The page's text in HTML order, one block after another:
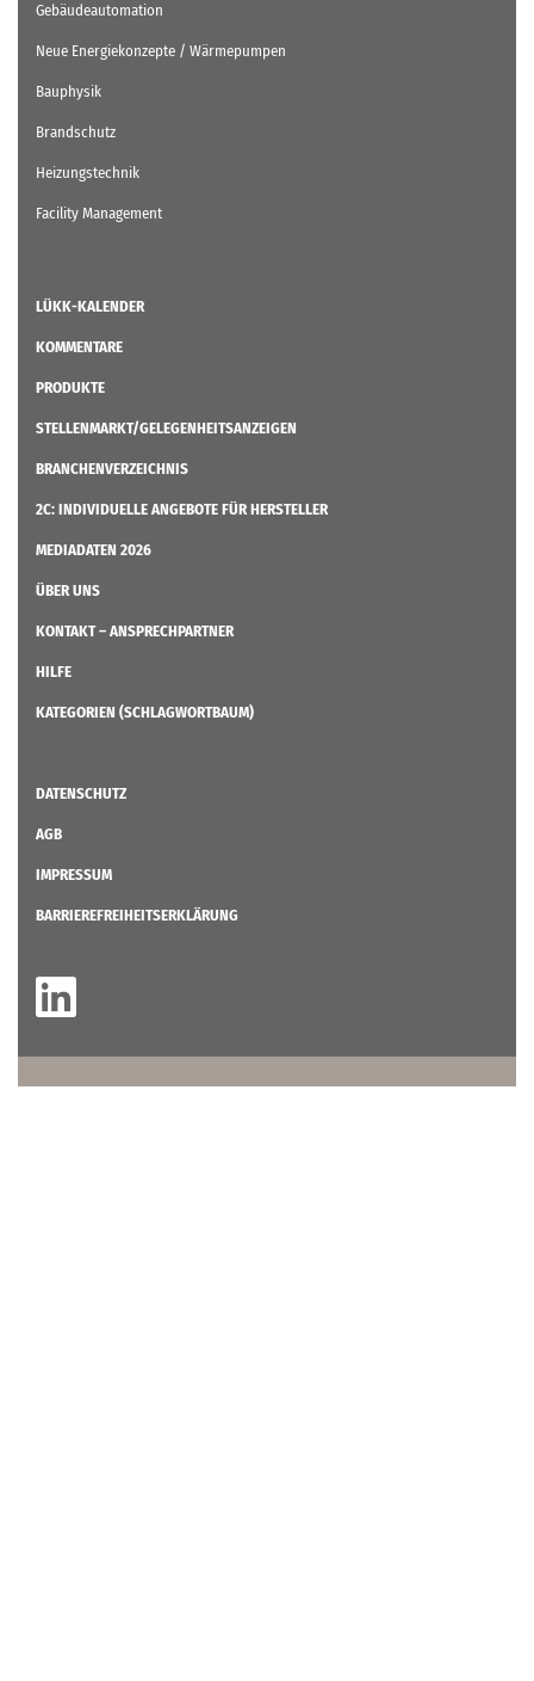
Gebäudeautomation
Neue Energiekonzepte / Wärmepumpen
Bauphysik
Brandschutz
Heizungstechnik
Facility Management
LÜKK-KALENDER
KOMMENTARE
PRODUKTE
STELLENMARKT/GELEGENHEITSANZEIGEN
BRANCHENVERZEICHNIS
2C: INDIVIDUELLE ANGEBOTE FÜR HERSTELLER
MEDIADATEN 2026
ÜBER UNS
KONTAKT – ANSPRECHPARTNER
HILFE
KATEGORIEN (SCHLAGWORTBAUM)
DATENSCHUTZ
AGB
IMPRESSUM
BARRIEREFREIHEITSERKLÄRUNG